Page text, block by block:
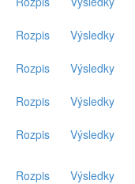
Rozpis Výsledky
Rozpis Výsledky
Rozpis Výsledky
Rozpis Výsledky
Rozpis Výsledky